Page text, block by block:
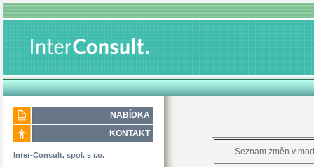
NABÍDKA
KONTAKT
Inter-Consult, spol. s r.o.
Seznam změn v